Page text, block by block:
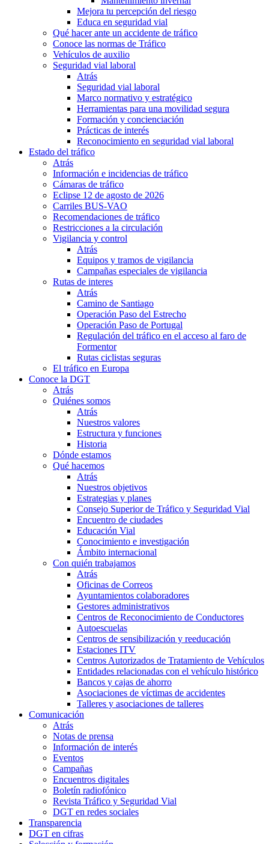
Mejora tu percepción del riesgo
Educa en seguridad vial
Qué hacer ante un accidente de tráfico
Conoce las normas de Tráfico
Vehículos de auxilio
Seguridad vial laboral
Atrás
Seguridad vial laboral
Marco normativo y estratégico
Herramientas para una movilidad segura
Formación y concienciación
Prácticas de interés
Reconocimiento en seguridad vial laboral
Estado del tráfico
Atrás
Información e incidencias de tráfico
Cámaras de tráfico
Eclipse 12 de agosto de 2026
Carriles BUS-VAO
Recomendaciones de tráfico
Restricciones a la circulación
Vigilancia y control
Atrás
Equipos y tramos de vigilancia
Campañas especiales de vigilancia
Rutas de interes
Atrás
Camino de Santiago
Operación Paso del Estrecho
Operación Paso de Portugal
Regulación del tráfico en el acceso al faro de
Formentor
Rutas ciclistas seguras
El tráfico en Europa
Conoce la DGT
Atrás
Quiénes somos
Atrás
Nuestros valores
Estructura y funciones
Historia
Dónde estamos
Qué hacemos
Atrás
Nuestros objetivos
Estrategias y planes
Consejo Superior de Tráfico y Seguridad Vial
Encuentro de ciudades
Educación Vial
Conocimiento e investigación
Ámbito internacional
Con quién trabajamos
Atrás
Oficinas de Correos
Ayuntamientos colaboradores
Gestores administrativos
Centros de Reconocimiento de Conductores
Autoescuelas
Centros de sensibilización y reeducación
Estaciones ITV
Centros Autorizados de Tratamiento de Vehículos
Entidades relacionadas con el vehículo histórico
Bancos y cajas de ahorro
Asociaciones de víctimas de accidentes
Talleres y asociaciones de talleres
Comunicación
Atrás
Notas de prensa
Información de interés
Eventos
Campañas
Encuentros digitales
Boletín radiofónico
Revista Tráfico y Seguridad Vial
DGT en redes sociales
Transparencia
DGT en cifras